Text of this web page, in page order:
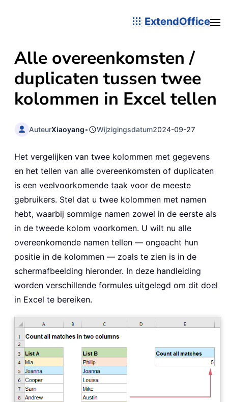
ExtendOffice
Alle overeenkomsten /
duplicaten tussen twee
kolommen in Excel tellen
AuteurXiaoyang• Wijzigingsdatum2024-09-27
Het vergelijken van twee kolommen met gegevens
en het tellen van alle overeenkomsten of duplicaten
is een veelvoorkomende taak voor de meeste
gebruikers. Stel dat u twee kolommen met namen
hebt, waarbij sommige namen zowel in de eerste als
in de tweede kolom voorkomen. U wilt nu alle
overeenkomende namen tellen — ongeacht hun
positie in de kolommen — zoals te zien is in de
schermafbeelding hieronder. In deze handleiding
worden verschillende formules uitgelegd om dit doel
in Excel te bereiken.